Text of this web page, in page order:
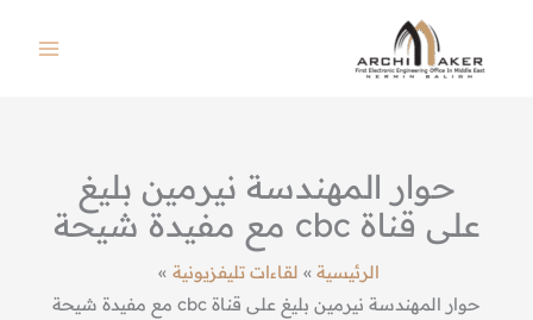
المحتوى
حوار المهندسة نيرمين بليغ
على قناة cbc مع مفيدة شيحة
الرئيسية
لقاءات تليفزيونية
حوار المهندسة نيرمين بليغ على قناة cbc مع مفيدة شيحة